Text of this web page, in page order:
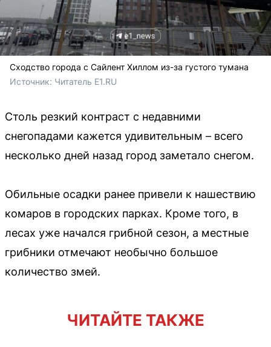
Сходство города с Сайлент Хиллом из-за густого тумана
Источник: Читатель E1.RU
Столь резкий контраст с недавними
снегопадами кажется удивительным – всего
несколько дней назад город заметало снегом.
Обильные осадки ранее привели к нашествию
комаров в городских парках. Кроме того, в
лесах уже начался грибной сезон, а местные
грибники отмечают необычно большое
количество змей.
ЧИТАЙТЕ ТАКЖЕ